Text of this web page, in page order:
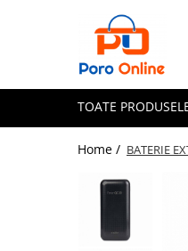
Toate Produsele
TOATE
Home / BATERIE